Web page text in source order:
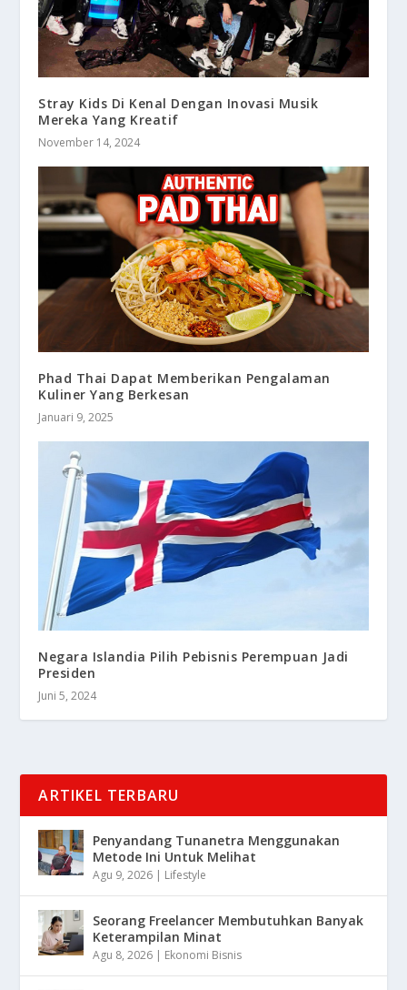
Stray Kids Di Kenal Dengan Inovasi Musik
Mereka Yang Kreatif
November 14, 2024
Phad Thai Dapat Memberikan Pengalaman
Kuliner Yang Berkesan
Januari 9, 2025
Negara Islandia Pilih Pebisnis Perempuan Jadi
Presiden
Juni 5, 2024
ARTIKEL TERBARU
Penyandang Tunanetra Menggunakan
Metode Ini Untuk Melihat
Agu 9, 2026 | Lifestyle
Seorang Freelancer Membutuhkan Banyak
Keterampilan Minat
Agu 8, 2026 | Ekonomi Bisnis